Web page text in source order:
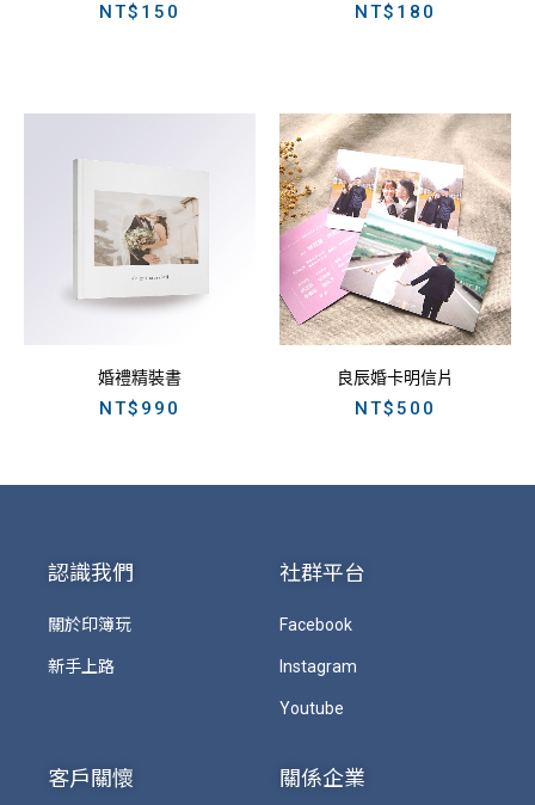
NT$ 150 NT$ 180
婚禮精裝書
NT$ 990
良辰婚卡明信片
NT$500
認識我們
關於印簿玩
新手上路
社群平台
Facebook
Instagram
Youtube
客戶關懷 關係企業